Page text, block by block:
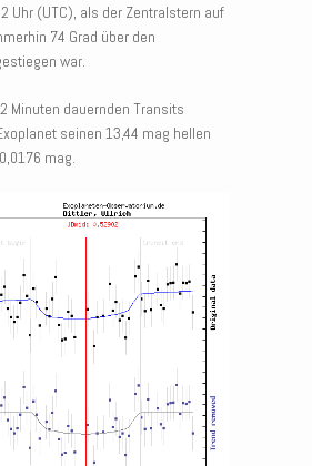
Uhr (UTC), als der Zentralstern auf
74 Grad über den
war.
Minuten dauernden Transits
seinen 13,44 mag hellen
mag.